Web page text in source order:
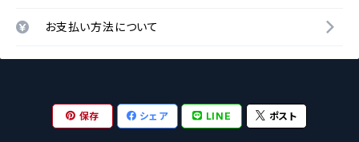
お支払い方法について
保存 シェア LINE ポスト